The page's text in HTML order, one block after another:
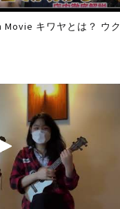
Movie キワヤとは？ ウク